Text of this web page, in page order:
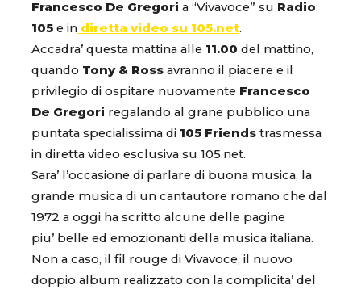
Francesco De Gregori a “Vivavoce” su Radio
105 e in diretta video su 105.net.
Accadra’ questa mattina alle 11.00 del mattino,
quando Tony & Ross avranno il piacere e il
privilegio di ospitare nuovamente Francesco
De Gregori regalando al grane pubblico una
puntata specialissima di 105 Friends trasmessa
in diretta video esclusiva su 105.net.
Sara’ l’occasione di parlare di buona musica, la
grande musica di un cantautore romano che dal
1972 a oggi ha scritto alcune delle pagine
piu’ belle ed emozionanti della musica italiana.
Non a caso, il fil rouge di Vivavoce, il nuovo
doppio album realizzato con la complicita’ del